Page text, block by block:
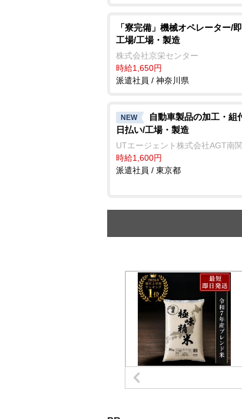
「寮完備」機械オペレーター/
工場/工場・製造
株式会社京栄センター
時給1,650円
派遣社員 / 神奈川県
NEW
自動車製品の加工・組
日払い/工場・製造
UTエージェント株式会社AGT南
時給1,600円
派遣社員 / 東京都